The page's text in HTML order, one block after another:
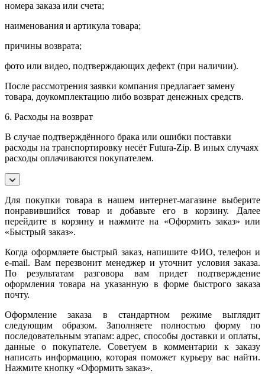
номера заказа или счета;
наименования и артикула товара;
причины возврата;
фото или видео, подтверждающих дефект (при наличии).
После рассмотрения заявки компания предлагает замену
товара, доукомплектацию либо возврат денежных средств.
6. Расходы на возврат
В случае подтверждённого брака или ошибки поставки
расходы на транспортировку несёт Futura-Zip. В иных случаях
расходы оплачиваются покупателем.
Для покупки товара в нашем интернет-магазине выберите
понравившийся товар и добавьте его в корзину. Далее
перейдите в корзину и нажмите на «Оформить заказ» или
«Быстрый заказ».
Когда оформляете быстрый заказ, напишите ФИО, телефон и
e-mail. Вам перезвонит менеджер и уточнит условия заказа.
По результатам разговора вам придет подтверждение
оформления товара на указанную в форме быстрого заказа
почту.
Оформление заказа в стандартном режиме выглядит
следующим образом. Заполняете полностью форму по
последовательным этапам: адрес, способы доставки и оплаты,
данные о покупателе. Советуем в комментарии к заказу
написать информацию, которая поможет курьеру вас найти.
Нажмите кнопку «Оформить заказ».